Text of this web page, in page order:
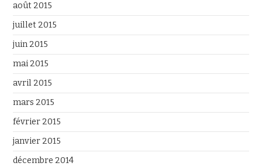
août 2015
juillet 2015
juin 2015
mai 2015
avril 2015
mars 2015
février 2015
janvier 2015
décembre 2014